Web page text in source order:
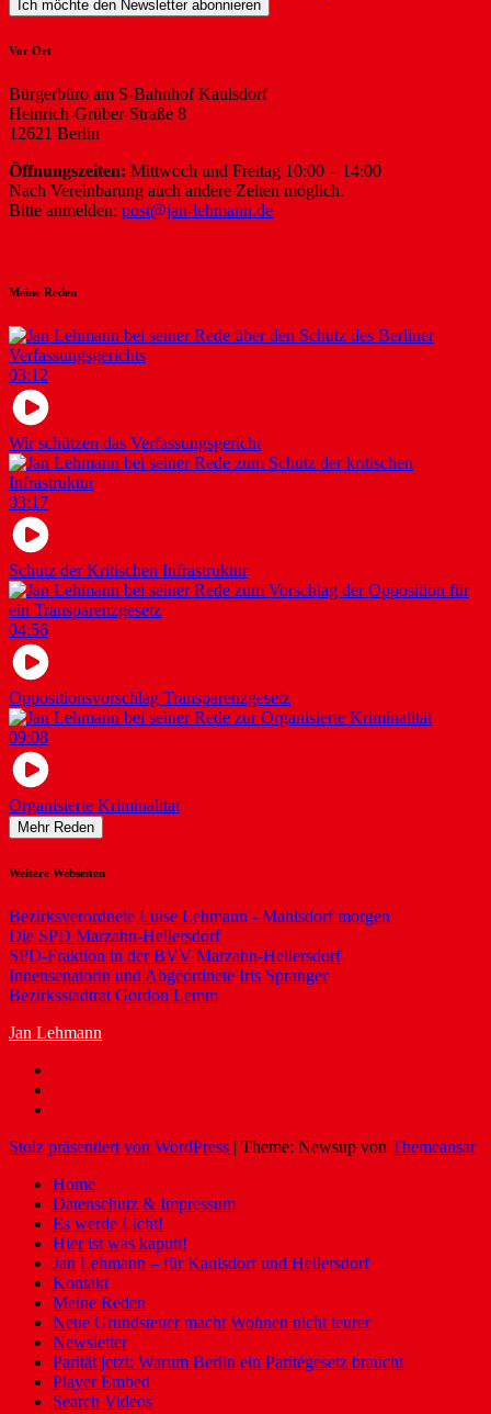
Vor Ort
Bürgerbüro am S-Bahnhof Kaulsdorf
Heinrich-Grüber-Straße 8
12621 Berlin
Öffnungszeiten: Mittwoch und Freitag 10:00 – 14:00
Nach Vereinbarung auch andere Zeiten möglich.
Bitte anmelden: post@jan-lehmann.de
Meine Reden
03:12
Wir schützen das Verfassungsgericht
03:17
Schutz der Kritischen Infrastruktur
04:56
Oppositionsvorschlag Transparenzgesetz
09:08
Organisierte Kriminalität
Mehr Reden
Weitere Webseiten
Bezirksverordnete Luise Lehmann - Mahlsdorf morgen
Die SPD Marzahn-Hellersdorf
SPD-Fraktion in der BVV Marzahn-Hellersdorf
Innensenatorin und Abgeordnete Iris Spranger
Bezirksstadtrat Gordon Lemm
Jan Lehmann
Stolz präsentiert von WordPress | Theme: Newsup von Themeansar
Home
Datenschutz & Impressum
Es werde Licht!
Hier ist was kaputt!
Jan Lehmann – für Kaulsdorf und Hellersdorf
Kontakt
Meine Reden
Neue Grundsteuer macht Wohnen nicht teurer
Newsletter
Parität jetzt: Warum Berlin ein Paritégesetz braucht
Player Embed
Search Videos